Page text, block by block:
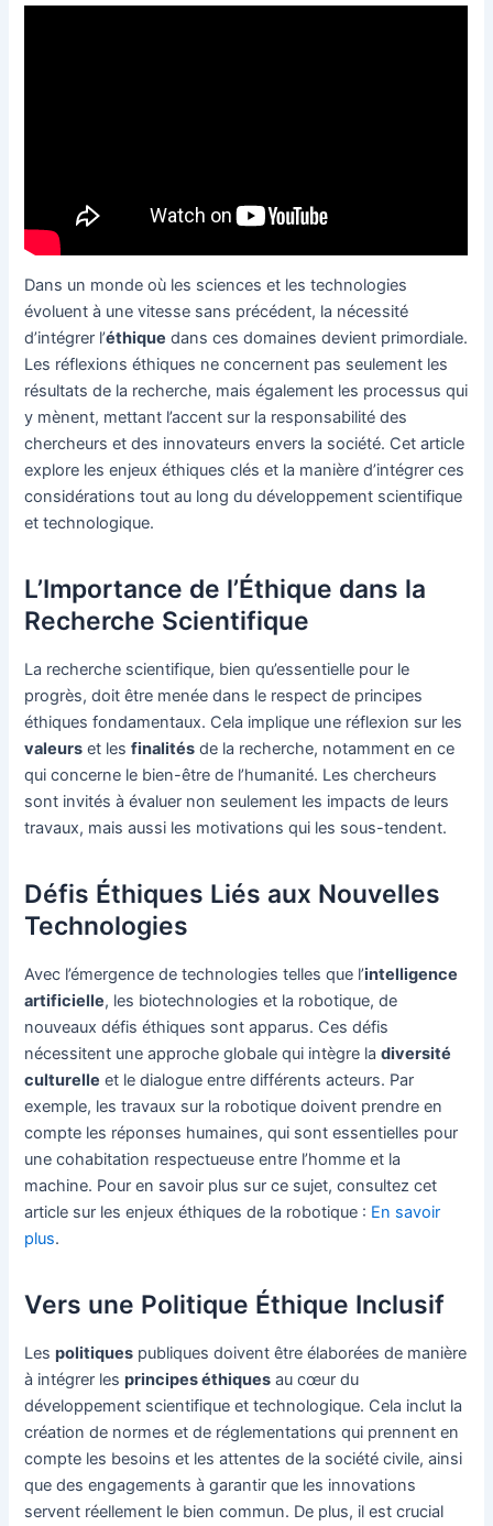
Dans un monde où les sciences et les technologies
évoluent à une vitesse sans précédent, la nécessité
d’intégrer l’éthique dans ces domaines devient primordiale.
Les réflexions éthiques ne concernent pas seulement les
résultats de la recherche, mais également les processus qui
y mènent, mettant l’accent sur la responsabilité des
chercheurs et des innovateurs envers la société. Cet article
explore les enjeux éthiques clés et la manière d’intégrer ces
considérations tout au long du développement scientifique
et technologique.
L’Importance de l’Éthique dans la
Recherche Scientifique
La recherche scientifique, bien qu’essentielle pour le
progrès, doit être menée dans le respect de principes
éthiques fondamentaux. Cela implique une réflexion sur les
valeurs et lesfinalités de la recherche, notamment en ce
qui concerne le bien-être de l’humanité. Les chercheurs
sont invités à évaluer non seulement les impacts de leurs
travaux, mais aussi les motivations qui les sous-tendent.
Défis Éthiques Liés aux Nouvelles
Technologies
Avec l’émergence de technologies telles que l’intelligence
artificielle, les biotechnologies et la robotique, de
nouveaux défis éthiques sont apparus. Ces défis
nécessitent une approche globale qui intègre ladiversité
culturelle et le dialogue entre différents acteurs. Par
exemple, les travaux sur la robotique doivent prendre en
compte les réponses humaines, qui sont essentielles pour
une cohabitation respectueuse entre l’homme et la
machine. Pour en savoir plus sur ce sujet, consultez cet
article sur les enjeux éthiques de la robotique : En savoir
plus.
Vers une Politique Éthique Inclusif
Lespolitiques publiques doivent être élaborées de manière
à intégrer lesprincipes éthiques au cœur du
développement scientifique et technologique. Cela inclut la
création de normes et de réglementations qui prennent en
compte les besoins et les attentes de la société civile, ainsi
que des engagements à garantir que les innovations
servent réellement le bien commun. De plus, il est crucial